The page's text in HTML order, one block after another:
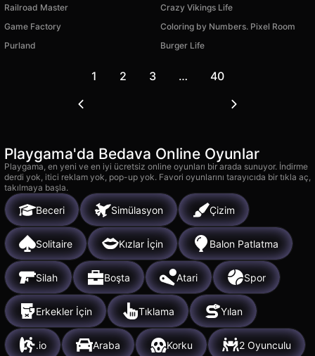
Railroad Master
Crazy Vikings Life
Game Factory
Coloring by Numbers. Pixel Room
Purland
Burger Life
1 2 3 … 40
Playgama'da Bedava Online Oyunlar
Playgama, en yeni ve en iyi ücretsiz online oyunları bir arada sunuyor. İndirme
derdi yok, itici reklam yok, pop-up yok. Favori oyunlarını tarayıcıda bir tıkla aç,
takılmaya başla.
Beceri Simülasyon Çizim
Solitaire Kızlar İçin Balon Patlatma
Silah Boşta Atari Spor
Erkekler İçin Tıklama Yılan
.io Araba Korku 2 Oyunculu